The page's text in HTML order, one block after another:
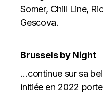
Somer, Chill Line,
Gescova.
Brussels by Night
…continue sur sa
initiée en 2022